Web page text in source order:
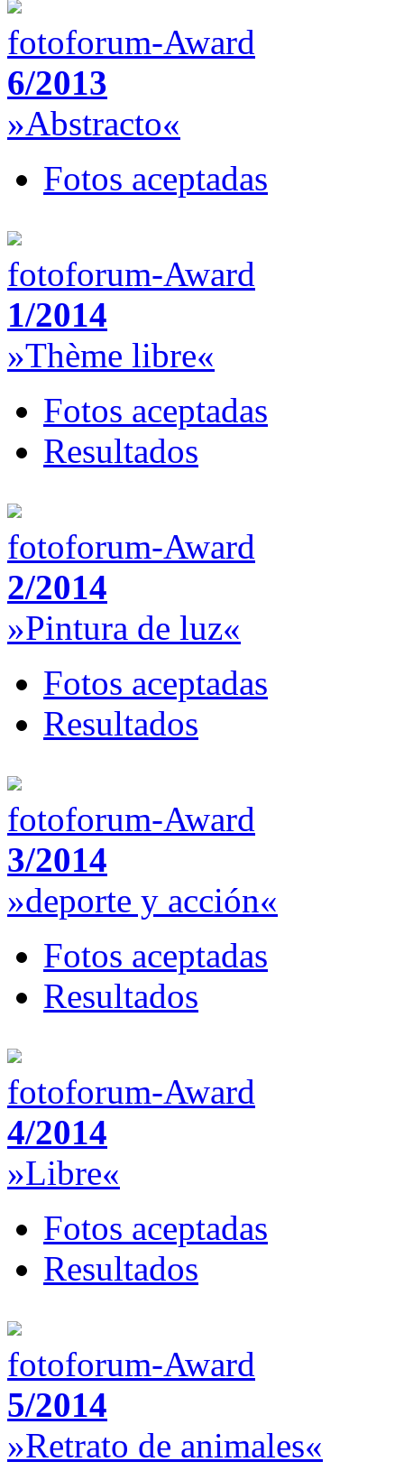
fotoforum-Award
6/2013
»Abstracto«
Fotos aceptadas
fotoforum-Award
1/2014
»Thème libre«
Fotos aceptadas
Resultados
fotoforum-Award
2/2014
»Pintura de luz«
Fotos aceptadas
Resultados
fotoforum-Award
3/2014
»deporte y acción«
Fotos aceptadas
Resultados
fotoforum-Award
4/2014
»Libre«
Fotos aceptadas
Resultados
fotoforum-Award
5/2014
»Retrato de animales«